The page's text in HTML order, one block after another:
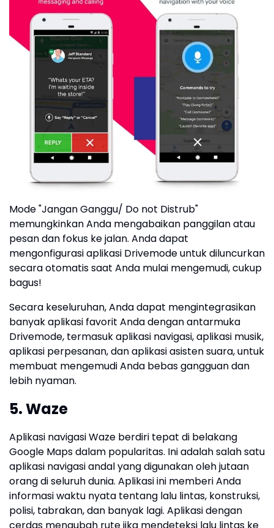
Mode "Jangan Ganggu/ Do not Distrub"
memungkinkan Anda mengabaikan panggilan atau
pesan dan fokus ke jalan. Anda dapat
mengonfigurasi aplikasi Drivemode untuk diluncurkan
secara otomatis saat Anda mulai mengemudi, cukup
bagus!
Secara keseluruhan, Anda dapat mengintegrasikan
banyak aplikasi favorit Anda dengan antarmuka
Drivemode, termasuk aplikasi navigasi, aplikasi musik,
aplikasi perpesanan, dan aplikasi asisten suara, untuk
membuat mengemudi Anda bebas gangguan dan
lebih nyaman.
5. Waze
Aplikasi navigasi Waze berdiri tepat di belakang
Google Maps dalam popularitas. Ini adalah salah satu
aplikasi navigasi andal yang digunakan oleh jutaan
orang di seluruh dunia. Aplikasi ini memberi Anda
informasi waktu nyata tentang lalu lintas, konstruksi,
polisi, tabrakan, dan banyak lagi. Aplikasi dengan